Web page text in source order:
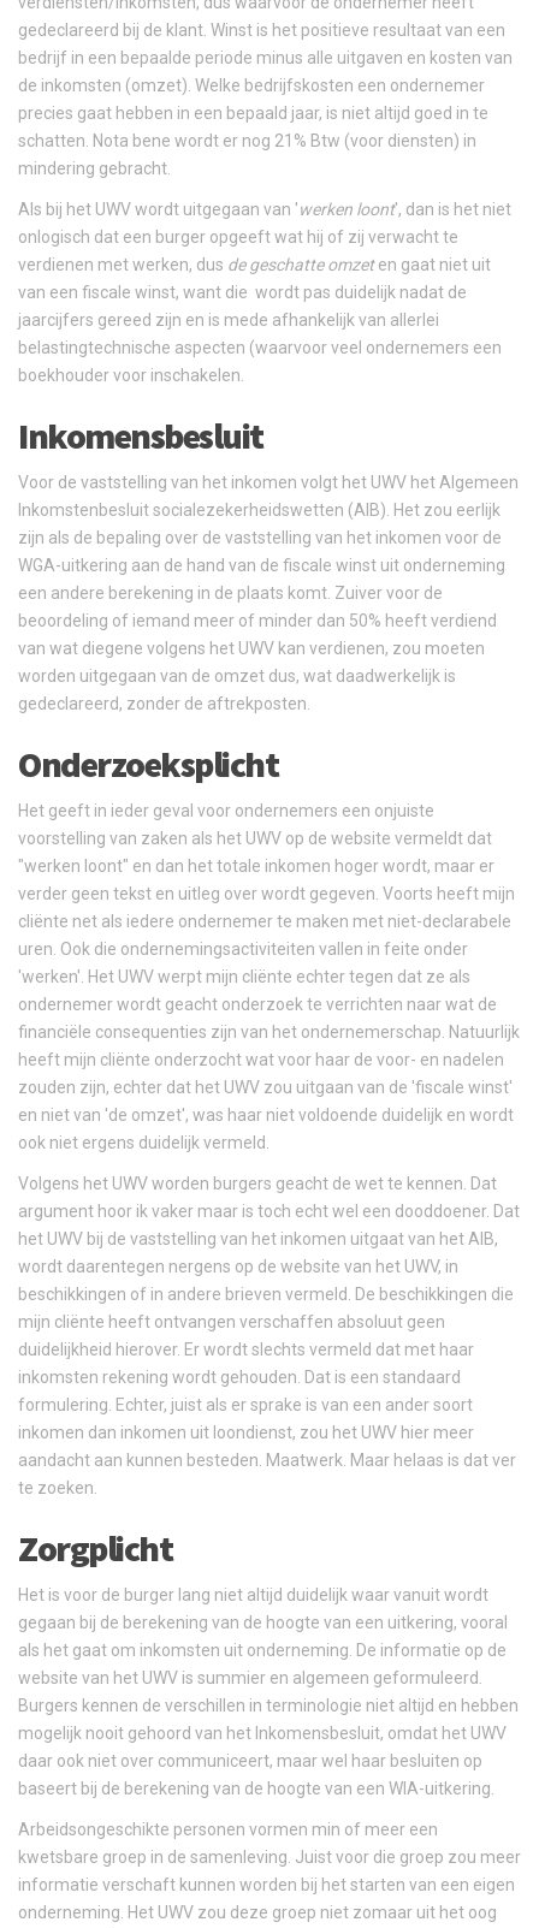
gedeclareerd bij de klant. Winst is het positieve resultaat van een
bedrijf in een bepaalde periode minus alle uitgaven en kosten van
de inkomsten (omzet). Welke bedrijfskosten een ondernemer
precies gaat hebben in een bepaald jaar, is niet altijd goed in te
schatten. Nota bene wordt er nog 21% Btw (voor diensten) in
mindering gebracht.
Als bij het UWV wordt uitgegaan van 'werken loont', dan is het niet
onlogisch dat een burger opgeeft wat hij of zij verwacht te
verdienen met werken, dus de geschatte omzeten gaat niet uit
van een fiscale winst, want die wordt pas duidelijk nadat de
jaarcijfers gereed zijn en is mede afhankelijk van allerlei
belastingtechnische aspecten (waarvoor veel ondernemers een
boekhouder voor inschakelen.
Inkomensbesluit
Voor de vaststelling van het inkomen volgt het UWV het Algemeen
Inkomstenbesluit socialezekerheidswetten (AIB). Het zou eerlijk
zijn als de bepaling over de vaststelling van het inkomen voor de
WGA-uitkering aan de hand van de fiscale winst uit onderneming
een andere berekening in de plaats komt. Zuiver voor de
beoordeling of iemand meer of minder dan 50% heeft verdiend
van wat diegene volgens het UWV kan verdienen, zou moeten
worden uitgegaan van de omzet dus, wat daadwerkelijk is
gedeclareerd, zonder de aftrekposten.
Onderzoeksplicht
Het geeft in ieder geval voor ondernemers een onjuiste
voorstelling van zaken als het UWV op de website vermeldt dat
"werken loont" en dan het totale inkomen hoger wordt, maar er
verder geen tekst en uitleg over wordt gegeven. Voorts heeft mijn
cliënte net als iedere ondernemer te maken met niet-declarabele
uren. Ook die ondernemingsactiviteiten vallen in feite onder
'werken'. Het UWV werpt mijn cliënte echter tegen dat ze als
ondernemer wordt geacht onderzoek te verrichten naar wat de
financiële consequenties zijn van het ondernemerschap. Natuurlijk
heeft mijn cliënte onderzocht wat voor haar de voor- en nadelen
zouden zijn, echter dat het UWV zou uitgaan van de 'fiscale winst'
en niet van 'de omzet', was haar niet voldoende duidelijk en wordt
ook niet ergens duidelijk vermeld.
Volgens het UWV worden burgers geacht de wet te kennen. Dat
argument hoor ik vaker maar is toch echt wel een dooddoener. Dat
het UWV bij de vaststelling van het inkomen uitgaat van het AIB,
wordt daarentegen nergens op de website van het UWV, in
beschikkingen of in andere brieven vermeld. De beschikkingen die
mijn cliënte heeft ontvangen verschaffen absoluut geen
duidelijkheid hierover. Er wordt slechts vermeld dat met haar
inkomsten rekening wordt gehouden. Dat is een standaard
formulering. Echter, juist als er sprake is van een ander soort
inkomen dan inkomen uit loondienst, zou het UWV hier meer
aandacht aan kunnen besteden. Maatwerk. Maar helaas is dat ver
te zoeken.
Zorgplicht
Het is voor de burger lang niet altijd duidelijk waar vanuit wordt
gegaan bij de berekening van de hoogte van een uitkering, vooral
als het gaat om inkomsten uit onderneming. De informatie op de
website van het UWV is summier en algemeen geformuleerd.
Burgers kennen de verschillen in terminologie niet altijd en hebben
mogelijk nooit gehoord van het Inkomensbesluit, omdat het UWV
daar ook niet over communiceert, maar wel haar besluiten op
baseert bij de berekening van de hoogte van een WIA-uitkering.
Arbeidsongeschikte personen vormen min of meer een
kwetsbare groep in de samenleving. Juist voor die groep zou meer
informatie verschaft kunnen worden bij het starten van een eigen
onderneming. Het UWV zou deze groep niet zomaar uit het oog